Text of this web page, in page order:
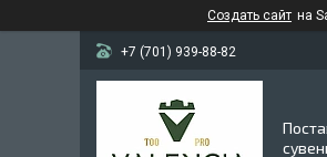
Создать сайт на
+7 (701) 939-88-82